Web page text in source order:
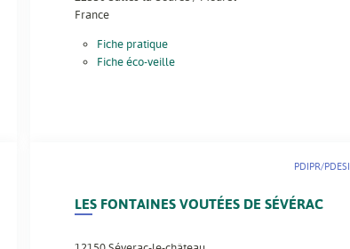
France
Fiche pratique
Fiche éco-veille
LES FONTAINES VOUTÉES DE SÉVÉRAC
PDIPR/PDESI